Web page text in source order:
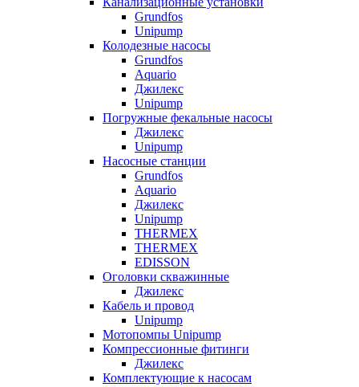
Grundfos
Unipump
Колодезные насосы
Grundfos
Aquario
Джилекс
Unipump
Погружные фекальные насосы
Джилекс
Unipump
Насосные станции
Grundfos
Aquario
Джилекс
Unipump
THERMEX
THERMEX
EDISSON
Оголовки скважинные
Джилекс
Кабель и провод
Unipump
Мотопомпы Unipump
Компрессионные фитинги
Джилекс
Комплектующие к насосам